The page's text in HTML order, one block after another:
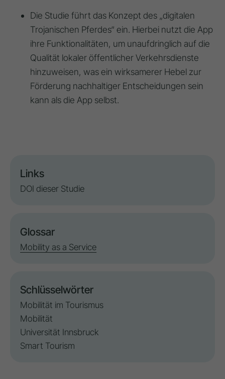
Die Studie führt das Konzept des „digitalen
Trojanischen Pferdes“ ein. Hierbei nutzt die App
ihre Funktionalitäten, um unaufdringlich auf die
Qualität lokaler öffentlicher Verkehrsdienste
hinzuweisen, was ein wirksamerer Hebel zur
Förderung nachhaltiger Entscheidungen sein
kann als die App selbst.
Links
DOI dieser Studie
Glossar
Mobility as a Service
Schlüsselwörter
Mobilität im Tourismus
Mobilität
Universität Innsbruck
Smart Tourism